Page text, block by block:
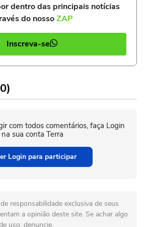
dentro das principais notícias
do nossoZAP
Inscreva-se
com todos comentários, faça Login
na sua conta Terra
Login para participar
responsabilidade exclusiva de seus
a opinião deste site. Se achar algo
uso, denuncie.